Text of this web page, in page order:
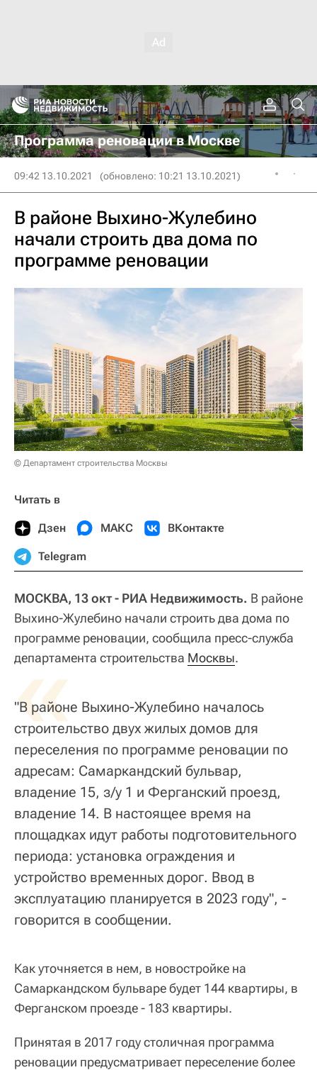
Программа реновации в Москве
09:42 13.10.2021 (обновлено: 10:21 13.10.2021)
В районе Выхино-Жулебино
начали строить два дома по
программе реновации
© Департамент строительства Москвы
Читать в
Дзен МАКС ВКонтакте
Telegram
МОСКВА, 13 окт - РИА Недвижимость. В районе
Выхино-Жулебино начали строить два дома по
программе реновации, сообщила пресс-служба
департамента строительства Москвы.
«
"В районе Выхино-Жулебино началось
строительство двух жилых домов для
переселения по программе реновации по
адресам: Самаркандский бульвар,
владение 15, з/у 1 и Ферганский проезд,
владение 14. В настоящее время на
площадках идут работы подготовительного
периода: установка ограждения и
устройство временных дорог. Ввод в
эксплуатацию планируется в 2023 году", -
говорится в сообщении.
Как уточняется в нем, в новостройке на
Самаркандском бульваре будет 144 квартиры, в
Ферганском проезде - 183 квартиры.
Принятая в 2017 году столичная программа
реновации предусматривает переселение более